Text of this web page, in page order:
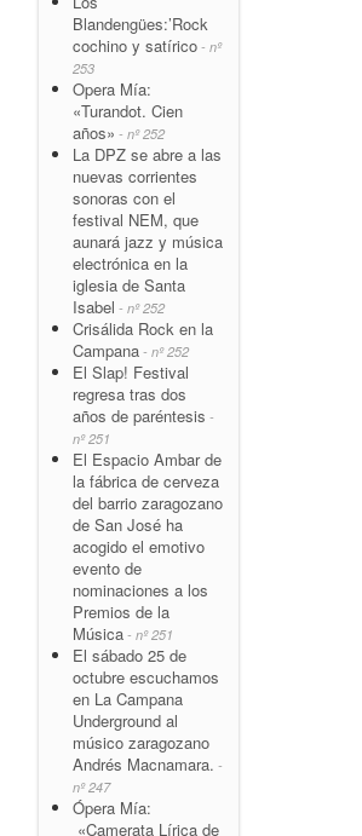
Blandengües:’Rock
cochino y satírico - nº
253
Opera Mía:
«Turandot. Cien
años» - nº 252
La DPZ se abre a las
nuevas corrientes
sonoras con el
festival NEM, que
aunará jazz y música
electrónica en la
iglesia de Santa
Isabel - nº 252
Crisálida Rock en la
Campana - nº 252
El Slap! Festival
regresa tras dos
años de paréntesis -
nº 251
El Espacio Ambar de
la fábrica de cerveza
del barrio zaragozano
de San José ha
acogido el emotivo
evento de
nominaciones a los
Premios de la
Música - nº 251
El sábado 25 de
octubre escuchamos
en La Campana
Underground al
músico zaragozano
Andrés Macnamara. -
nº 247
Ópera Mía:
«Camerata Lírica de